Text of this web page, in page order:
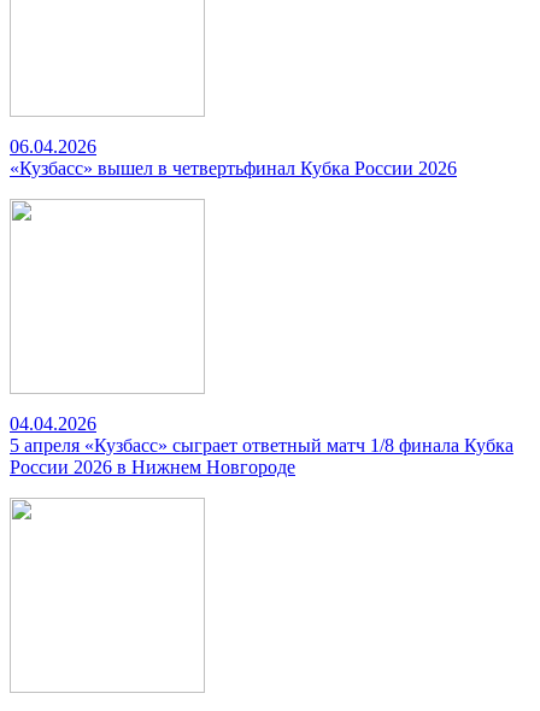
06.04.2026
«Кузбасс» вышел в четвертьфинал Кубка России 2026
04.04.2026
5 апреля «Кузбасс» сыграет ответный матч 1/8 финала Кубка
России 2026 в Нижнем Новгороде